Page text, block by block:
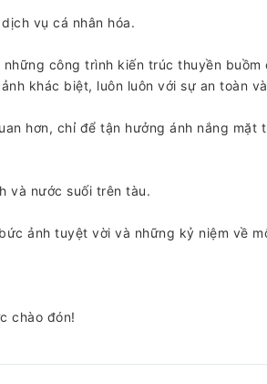
vụ cá nhân hóa.
công trình kiến ​​trúc thuyền
khác biệt, luôn luôn với sự an toàn
hơn, chỉ để tận hưởng ánh nắng mặt
và nước suối trên tàu.
ảnh tuyệt vời và những kỷ niệm về
chào đón!